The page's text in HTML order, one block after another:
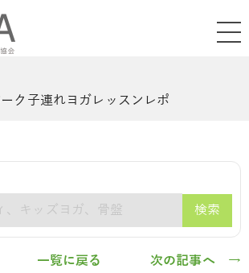
ク子連れヨガレッスンレポ
検索
一覧に戻る 次の記事へ →